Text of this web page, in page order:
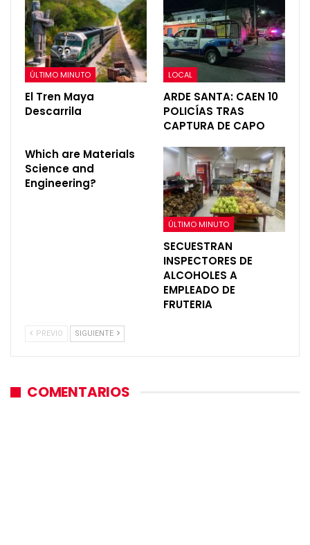
ÚLTIMO MINUTO
El Tren Maya
Descarrila
LOCAL
ARDE SANTA: CAEN 10
POLICÍAS TRAS
CAPTURA DE CAPO
Which are Materials
Science and
Engineering?
ÚLTIMO MINUTO
SECUESTRAN
INSPECTORES DE
ALCOHOLES A
EMPLEADO DE
FRUTERIA
PREVIO SIGUIENTE
COMENTARIOS